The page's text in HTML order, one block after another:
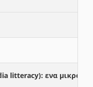
litteracy): ενα μικρο